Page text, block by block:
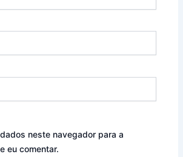
neste navegador para a
eu comentar.